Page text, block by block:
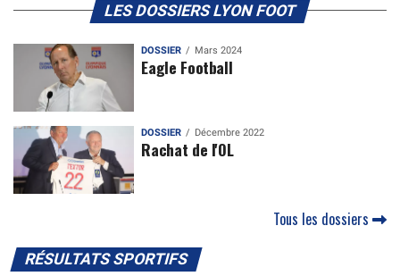
LES DOSSIERS LYON FOOT
DOSSIER Mars 2024
Eagle Football
DOSSIER Décembre 2022
Rachat de l'OL
Tous les dossiers
RÉSULTATS SPORTIFS